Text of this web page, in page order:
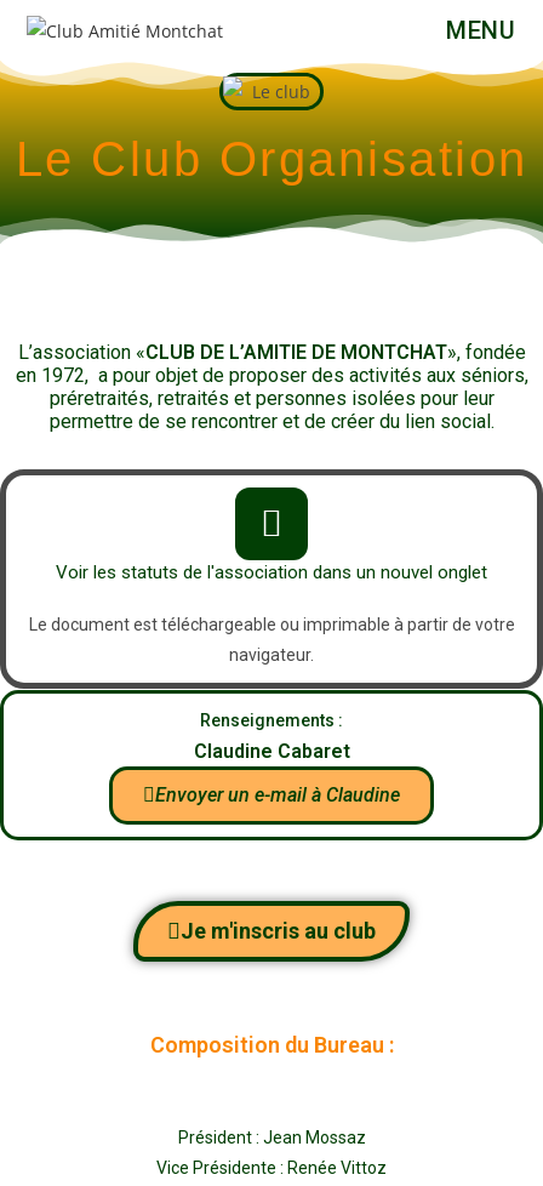
MENU
Le Club Organisation
L’association «CLUB DE L’AMITIE DE MONTCHAT», fondée
en 1972, a pour objet de proposer des activités aux séniors,
préretraités, retraités et personnes isolées pour leur
permettre de se rencontrer et de créer du lien social.
Voir les statuts de l'association dans un nouvel onglet
Le document est téléchargeable ou imprimable à partir de votre
navigateur.
Renseignements :
Claudine Cabaret
Envoyer un e-mail à Claudine
Je m'inscris au club
Composition du Bureau :
Président : Jean Mossaz
Vice Présidente : Renée Vittoz